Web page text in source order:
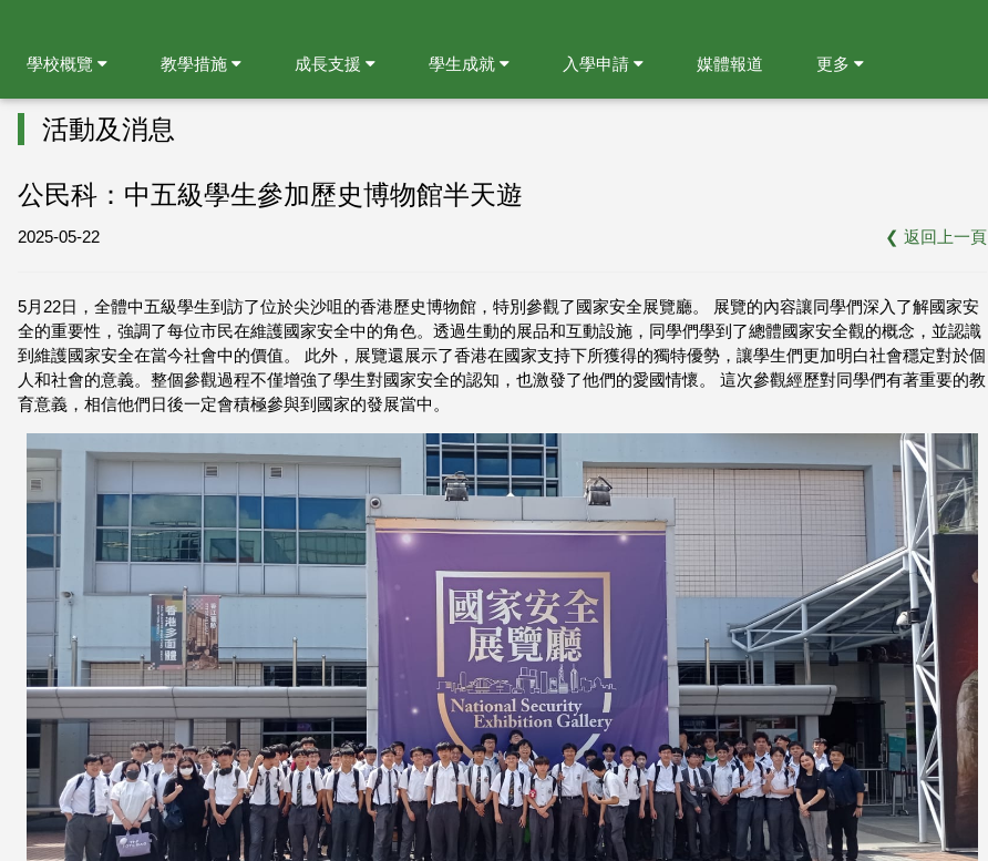
學校概覽 教學措施 成長支援 學生成就 入學申請 媒體報道 更多
活動及消息
公民科：中五級學生參加歷史博物館半天遊
2025-05-22 ❮ 返回上一頁
5月22日，全體中五級學生到訪了位於尖沙咀的香港歷史博物館，特別參觀了國家安全展覽廳。 展覽的內容讓同學們深入了解國家安
全的重要性，強調了每位市民在維護國家安全中的角色。透過生動的展品和互動設施，同學們學到了總體國家安全觀的概念，並認識
到維護國家安全在當今社會中的價值。 此外，展覽還展示了香港在國家支持下所獲得的獨特優勢，讓學生們更加明白社會穩定對於個
人和社會的意義。整個參觀過程不僅增強了學生對國家安全的認知，也激發了他們的愛國情懷。 這次參觀經歷對同學們有著重要的教
育意義，相信他們日後一定會積極參與到國家的發展當中。